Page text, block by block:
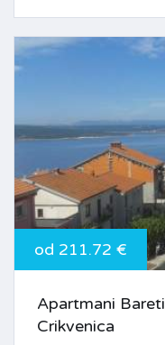
od 211.72 €
Apartmani
Crikvenica